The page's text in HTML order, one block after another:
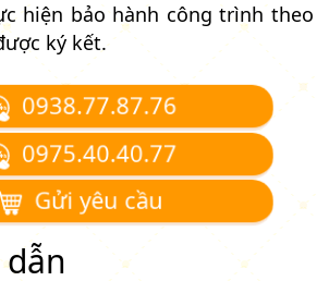
hiện bảo hành công trình theo
ký kết.
0938.77.87.76
0975.40.40.77
Gửi yêu cầu